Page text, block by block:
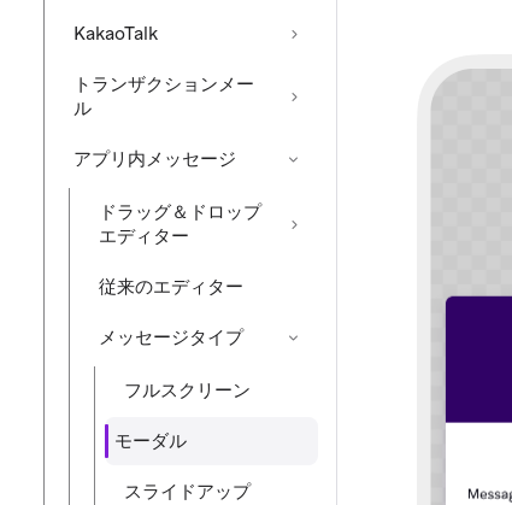
KakaoTalk
トランザクションメー
ル
アプリ内メッセージ
ドラッグ＆ドロップ
エディター
従来のエディター
メッセージタイプ
フルスクリーン
モーダル
スライドアップ